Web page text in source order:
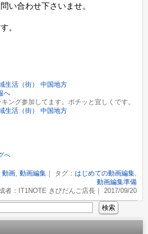
い合わせ下さいませ。
。
ング参加してます。ポチッと宜しくです。
へ
動画, 動画編集｜ タグ： はじめての動画編集,
動画編集準備
者：IT1NOTE きびだんご店長｜ 2017/09/20